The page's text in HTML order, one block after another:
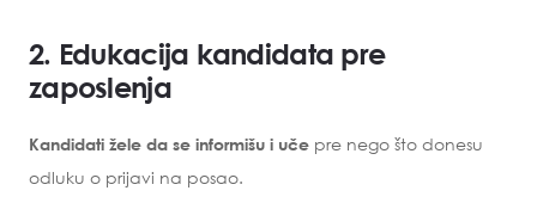
2. Edukacija kandidata pre
zaposlenja
Kandidati žele da se informišu i uče pre nego što donesu
odluku o prijavi na posao.